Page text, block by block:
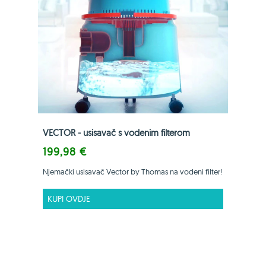
VECTOR - usisavač s vodenim filterom
199,98 €
Njemački usisavač Vector by Thomas na vodeni filter!
KUPI OVDJE